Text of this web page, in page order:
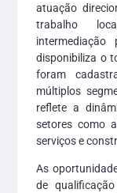
atuação
trabalho
intermediação
disponibiliza o
foram
múltiplos
reflete a
setores como
serviços e
As
de